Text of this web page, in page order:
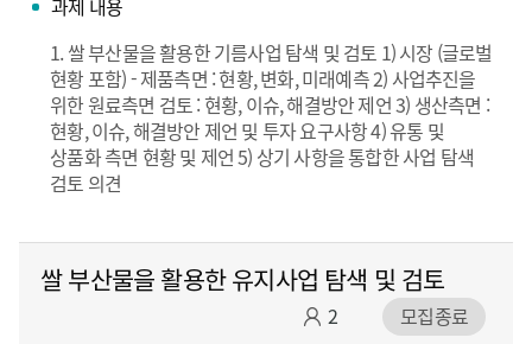
과제 내용
1. 쌀 부산물을 활용한 기름사업 탐색 및 검토 1) 시장 (글로벌
현황 포함) - 제품측면 : 현황, 변화, 미래예측 2) 사업추진을
위한 원료측면 검토 : 현황, 이슈, 해결방안 제언 3) 생산측면 :
현황, 이슈, 해결방안 제언 및 투자 요구사항 4) 유통 및
상품화 측면 현황 및 제언 5) 상기 사항을 통합한 사업 탐색
검토 의견
쌀 부산물을 활용한 유지사업 탐색 및 검토
2 모집종료